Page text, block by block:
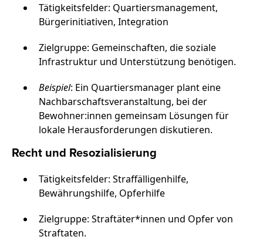
Tätigkeitsfelder: Quartiersmanagement,
Bürgerinitiativen, Integration
Zielgruppe: Gemeinschaften, die soziale
Infrastruktur und Unterstützung benötigen.
Beispiel: Ein Quartiersmanager plant eine
Nachbarschaftsveranstaltung, bei der
Bewohner:innen gemeinsam Lösungen für
lokale Herausforderungen diskutieren.
Recht und Resozialisierung
Tätigkeitsfelder: Straffälligenhilfe,
Bewährungshilfe, Opferhilfe
Zielgruppe: Straftäter*innen und Opfer von
Straftaten.